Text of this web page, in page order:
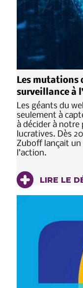
Les mutations
surveillance à
Les géants du
seulement à
à décider à
lucratives. Dès
Zuboff lançait un
l’action.
LIRE LE